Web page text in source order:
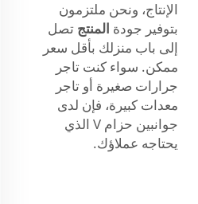
الإنتاج، ونحن ملتزمون
بتوفير جودة المنتج تصل
إلى باب منزلك بأقل سعر
ممكن. سواء كنت تاجر
جرارات صغيرة أو تاجر
معدات كبيرة، فإن لدى
جوانبين حزام V الذي
يحتاجه عملاؤك.